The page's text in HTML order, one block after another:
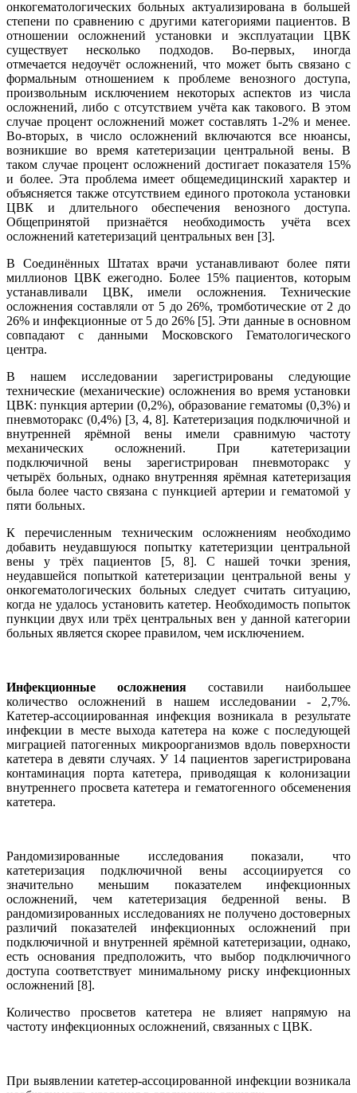
онкогематологических больных актуализирована в большей
степени по сравнению с другими категориями пациентов. В
отношении осложнений установки и эксплуатации ЦВК
существует несколько подходов. Во-первых, иногда
отмечается недоучёт осложнений, что может быть связано с
формальным отношением к проблеме венозного доступа,
произвольным исключением некоторых аспектов из числа
осложнений, либо с отсутствием учёта как такового. В этом
случае процент осложнений может составлять 1-2% и менее.
Во-вторых, в число осложнений включаются все нюансы,
возникшие во время катетеризации центральной вены. В
таком случае процент осложнений достигает показателя 15%
и более. Эта проблема имеет общемедицинский характер и
объясняется также отсутствием единого протокола установки
ЦВК и длительного обеспечения венозного доступа.
Общепринятой признаётся необходимость учёта всех
осложнений катетеризаций центральных вен [3].
В Соединённых Штатах врачи устанавливают более пяти
миллионов ЦВК ежегодно. Более 15% пациентов, которым
устанавливали ЦВК, имели осложнения. Технические
осложнения составляли от 5 до 26%, тромботические от 2 до
26% и инфекционные от 5 до 26% [5]. Эти данные в основном
совпадают с данными Московского Гематологического
центра.
В нашем исследовании зарегистрированы следующие
технические (механические) осложнения во время установки
ЦВК: пункция артерии (0,2%), образование гематомы (0,3%) и
пневмоторакс (0,4%) [3, 4, 8]. Катетеризация подключичной и
внутренней ярёмной вены имели сравнимую частоту
механических осложнений. При катетеризации
подключичной вены зарегистрирован пневмоторакс у
четырёх больных, однако внутренняя ярёмная катетеризация
была более часто связана с пункцией артерии и гематомой у
пяти больных.
К перечисленным техническим осложнениям необходимо
добавить неудавшуюся попытку катетеризции центральной
вены у трёх пациентов [5, 8]. С нашей точки зрения,
неудавшейся попыткой катетеризации центральной вены у
онкогематологических больных следует считать ситуацию,
когда не удалось установить катетер. Необходимость попыток
пункции двух или трёх центральных вен у данной категории
больных является скорее правилом, чем исключением.
Инфекционные осложнения составили наибольшее
количество осложнений в нашем исследовании - 2,7%.
Катетер-ассоциированная инфекция возникала в результате
инфекции в месте выхода катетера на коже с последующей
миграцией патогенных микроорганизмов вдоль поверхности
катетера в девяти случаях. У 14 пациентов зарегистрирована
контаминация порта катетера, приводящая к колонизации
внутреннего просвета катетера и гематогенного обсеменения
катетера.
Рандомизированные исследования показали, что
катетеризация подключичной вены ассоциируется со
значительно меньшим показателем инфекционных
осложнений, чем катетеризация бедренной вены. В
рандомизированных исследованиях не получено достоверных
различий показателей инфекционных осложнений при
подключичной и внутренней ярёмной катетеризации, однако,
есть основания предположить, что выбор подключичного
доступа соответствует минимальному риску инфекционных
осложнений [8].
Количество просветов катетера не влияет напрямую на
частоту инфекционных осложнений, связанных с ЦВК.
При выявлении катетер-ассоцированной инфекции возникала